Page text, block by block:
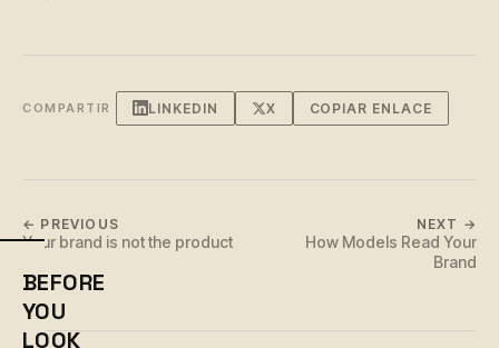
COMPARTIR LINKEDIN X COPIAR ENLACE
← PREVIOUS
Your brand is not the product
NEXT →
How Models Read Your
Brand
BEFORE
YOU
LOOK